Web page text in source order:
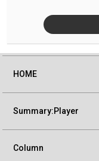
HOME
Summary:Player
Column